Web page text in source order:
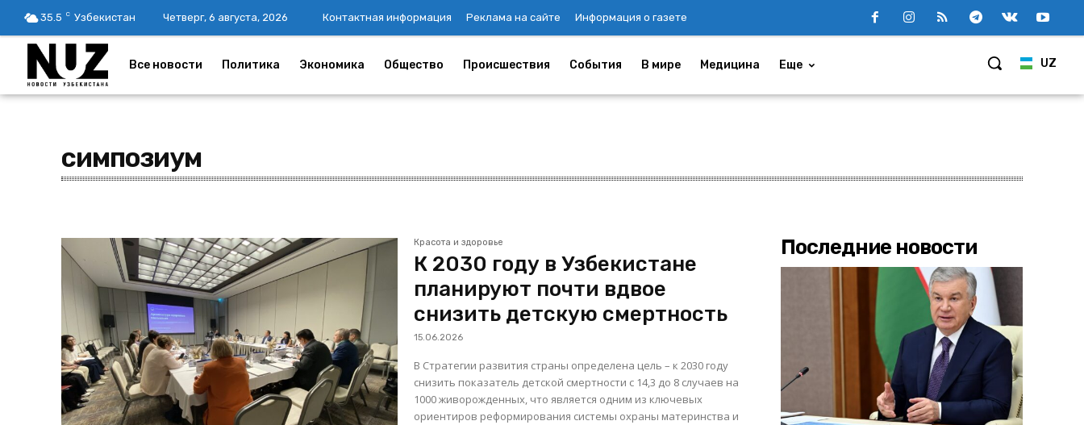
35.5 C Узбекистан Четверг, 6 августа, 2026 Контактная информация Реклама на сайте Информация о газете
UZ
Все новости Политика Экономика Общество Происшествия События В мире Медицина Еще
симпозиум
Красота и здоровье
К 2030 году в Узбекистане
планируют почти вдвое
снизить детскую смертность
15.06.2026
В Стратегии развития страны определена цель – к 2030 году
снизить показатель детской смертности с 14,3 до 8 случаев на
1000 живорожденных, что является одним из ключевых
ориентиров реформирования системы охраны материнства и
Последние новости